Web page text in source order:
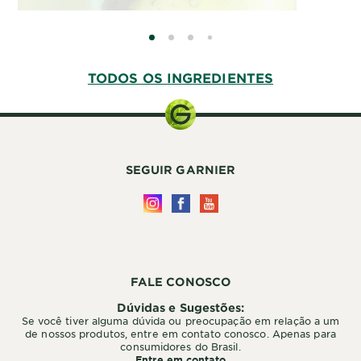
SLIDE 0
SLIDE 1
SLIDE 2
SLIDE 3
TODOS OS INGREDIENTES
FALE CONOSCO
Dúvidas e Sugestões:
Se você tiver alguma dúvida ou preocupação em relação a um
de nossos produtos, entre em contato conosco. Apenas para
consumidores do Brasil.
SEGUIR GARNIER